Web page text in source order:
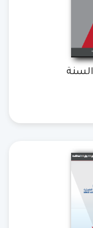
العدد (34) ، أبريل ،2025 السنة